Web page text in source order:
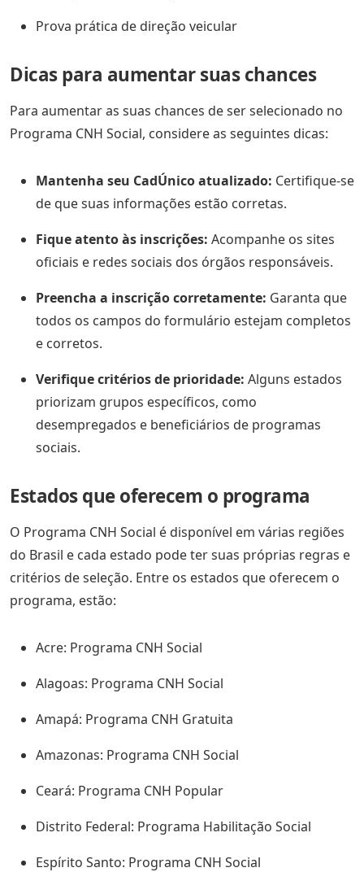
Prova prática de direção veicular
Dicas para aumentar suas chances
Para aumentar as suas chances de ser selecionado no
Programa CNH Social, considere as seguintes dicas:
Mantenha seu CadÚnico atualizado: Certifique-se
de que suas informações estão corretas.
Fique atento às inscrições: Acompanhe os sites
oficiais e redes sociais dos órgãos responsáveis.
Preencha a inscrição corretamente: Garanta que
todos os campos do formulário estejam completos
e corretos.
Verifique critérios de prioridade: Alguns estados
priorizam grupos específicos, como
desempregados e beneficiários de programas
sociais.
Estados que oferecem o programa
O Programa CNH Social é disponível em várias regiões
do Brasil e cada estado pode ter suas próprias regras e
critérios de seleção. Entre os estados que oferecem o
programa, estão:
Acre: Programa CNH Social
Alagoas: Programa CNH Social
Amapá: Programa CNH Gratuita
Amazonas: Programa CNH Social
Ceará: Programa CNH Popular
Distrito Federal: Programa Habilitação Social
Espírito Santo: Programa CNH Social